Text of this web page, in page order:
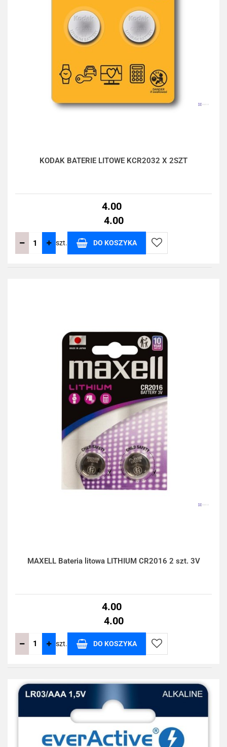
KODAK BATERIE LITOWE KCR2032 X 2SZT
4.00
4.00
szt. DO KOSZYKA
Do
MAXELL Bateria litowa LITHIUM CR2016 2 szt. 3V
4.00
4.00
szt. DO KOSZYKA
Do